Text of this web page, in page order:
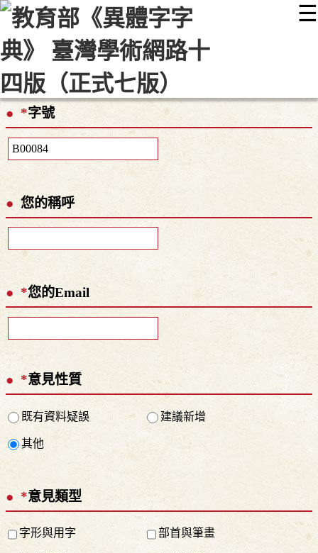
☰
::: 最新消息 常見問題 編輯說明
顯示模式
網站導覽
*字號
您的稱呼
*您的Email
*意見性質
既有資料疑誤 建議新增
其他
*意見類型
字形與用字 部首與筆畫